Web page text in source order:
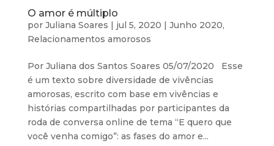
O amor é múltiplo
por Juliana Soares | jul 5, 2020 | Junho 2020,
Relacionamentos amorosos
Por Juliana dos Santos Soares 05/07/2020 Esse
é um texto sobre diversidade de vivências
amorosas, escrito com base em vivências e
histórias compartilhadas por participantes da
roda de conversa online de tema “E quero que
você venha comigo”: as fases do amor e...